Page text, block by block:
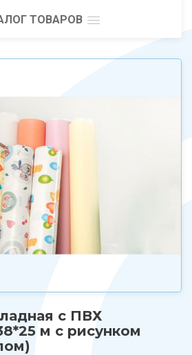
ТОВАРОВ
с ПВХ
м с рисунком